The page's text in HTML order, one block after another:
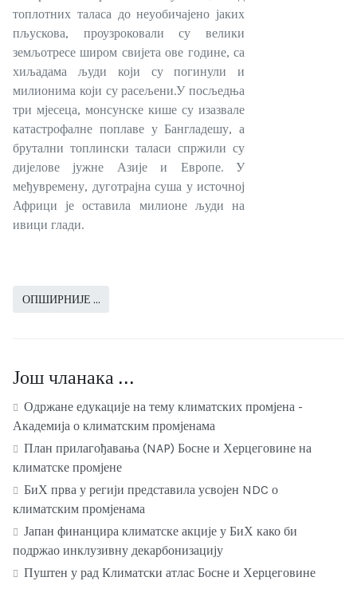
топлотних таласа до неуобичајено јаких
пљускова, проузроковали су велики
земљотресе широм свијета ове године, са
хиљадама људи који су погинули и
милионима који су расељени.У посљедња
три мјесеца, монсунске кише су изазвале
катастрофалне поплаве у Бангладешу, а
брутални топлински таласи спржили су
дијелове јужне Азије и Европе. У
међувремену, дуготрајна суша у источној
Африци је оставила милионе људи на
ивици глади.
ОПШИРНИЈЕ …
Још чланака …
Одржане едукације на тему климатских промјена -
Академија о климатским промјенама
План прилагођавања (NAP) Босне и Херцеговине на
климатске промјене
БиХ прва у регији представила усвојен NDC о
климатским промјенама
Јапан финанцира климатске акције у БиХ како би
подржао инклузивну декарбонизацију
Пуштен у рад Климатски атлас Босне и Херцеговине